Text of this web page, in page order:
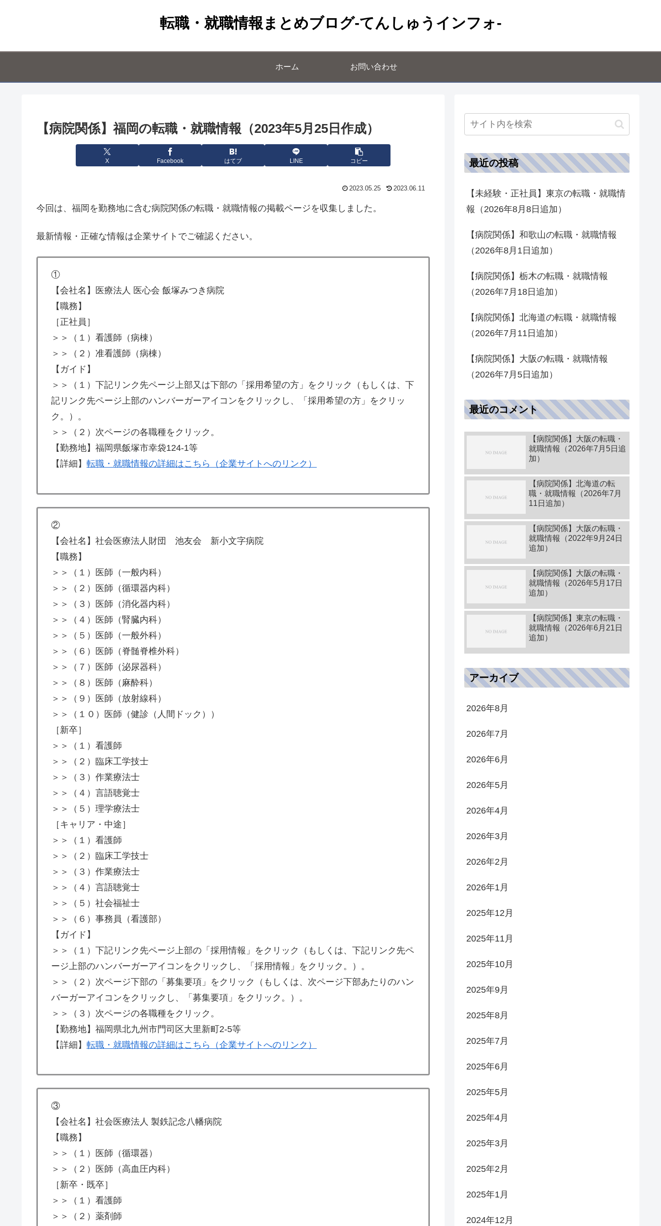
転職・就職情報まとめブログ-てんしゅうインフォ-
ホーム お問い合わせ
【病院関係】福岡の転職・就職情報（2023年5月25日作成）
X Facebook はてブ LINE コピー
2023.05.25 2023.06.11
今回は、福岡を勤務地に含む病院関係の転職・就職情報の掲載ページを収集しました。
最新情報・正確な情報は企業サイトでご確認ください。
①
【会社名】医療法人 医心会 飯塚みつき病院
【職務】
［正社員］
＞＞（１）看護師（病棟）
＞＞（２）准看護師（病棟）
【ガイド】
＞＞（１）下記リンク先ページ上部又は下部の「採用希望の方」をクリック（もしくは、下
記リンク先ページ上部のハンバーガーアイコンをクリックし、「採用希望の方」をクリッ
ク。）。
＞＞（２）次ページの各職種をクリック。
【勤務地】福岡県飯塚市幸袋124-1等
【詳細】 転職・就職情報の詳細はこちら（企業サイトへのリンク）
②
【会社名】社会医療法人財団 池友会 新小文字病院
【職務】
＞＞（１）医師（一般内科）
＞＞（２）医師（循環器内科）
＞＞（３）医師（消化器内科）
＞＞（４）医師（腎臓内科）
＞＞（５）医師（一般外科）
＞＞（６）医師（脊髄脊椎外科）
＞＞（７）医師（泌尿器科）
＞＞（８）医師（麻酔科）
＞＞（９）医師（放射線科）
＞＞（１０）医師（健診（人間ドック））
［新卒］
＞＞（１）看護師
＞＞（２）臨床工学技士
＞＞（３）作業療法士
＞＞（４）言語聴覚士
＞＞（５）理学療法士
［キャリア・中途］
＞＞（１）看護師
＞＞（２）臨床工学技士
＞＞（３）作業療法士
＞＞（４）言語聴覚士
＞＞（５）社会福祉士
＞＞（６）事務員（看護部）
【ガイド】
＞＞（１）下記リンク先ページ上部の「採用情報」をクリック（もしくは、下記リンク先ペ
ージ上部のハンバーガーアイコンをクリックし、「採用情報」をクリック。）。
＞＞（２）次ページ下部の「募集要項」をクリック（もしくは、次ページ下部あたりのハン
バーガーアイコンをクリックし、「募集要項」をクリック。）。
＞＞（３）次ページの各職種をクリック。
【勤務地】福岡県北九州市門司区大里新町2-5等
【詳細】 転職・就職情報の詳細はこちら（企業サイトへのリンク）
③
【会社名】社会医療法人 製鉄記念八幡病院
【職務】
＞＞（１）医師（循環器）
＞＞（２）医師（高血圧内科）
［新卒・既卒］
＞＞（１）看護師
＞＞（２）薬剤師
最近の投稿
【未経験・正社員】東京の転職・就職情
報（2026年8月8日追加）
【病院関係】和歌山の転職・就職情報
（2026年8月1日追加）
【病院関係】栃木の転職・就職情報
（2026年7月18日追加）
【病院関係】北海道の転職・就職情報
（2026年7月11日追加）
【病院関係】大阪の転職・就職情報
（2026年7月5日追加）
最近のコメント
【病院関係】大阪の転職・
就職情報（2026年7月5日追
加）
【病院関係】北海道の転
職・就職情報（2026年7月
11日追加）
【病院関係】大阪の転職・
就職情報（2022年9月24日
追加）
【病院関係】大阪の転職・
就職情報（2026年5月17日
追加）
【病院関係】東京の転職・
就職情報（2026年6月21日
追加）
アーカイブ
2026年8月
2026年7月
2026年6月
2026年5月
2026年4月
2026年3月
2026年2月
2026年1月
2025年12月
2025年11月
2025年10月
2025年9月
2025年8月
2025年7月
2025年6月
2025年5月
2025年4月
2025年3月
2025年2月
2025年1月
2024年12月